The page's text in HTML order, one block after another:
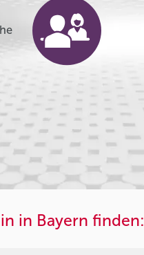
in Bayern finden: